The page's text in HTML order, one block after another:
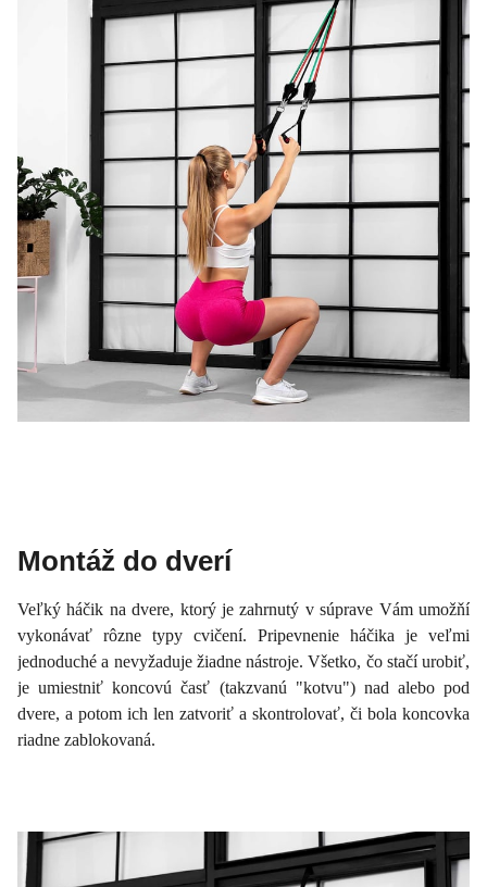
Montáž do dverí
Veľký háčik na dvere, ktorý je zahrnutý v súprave Vám umožňí
vykonávať rôzne typy cvičení. Pripevnenie háčika je veľmi
jednoduché a nevyžaduje žiadne nástroje. Všetko, čo stačí urobiť,
je umiestniť koncovú časť (takzvanú "kotvu") nad alebo pod
dvere, a potom ich len zatvoriť a skontrolovať, či bola koncovka
riadne zablokovaná.